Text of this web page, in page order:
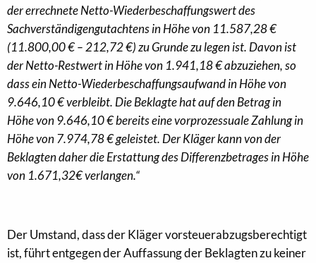
der errechnete Netto-Wiederbeschaffungswert des
Sachverständigengutachtens in Höhe von 11.587,28 €
(11.800,00 € – 212,72 €) zu Grunde zu legen ist. Davon ist
der Netto-Restwert in Höhe von 1.941,18 € abzuziehen, so
dass ein Netto-Wiederbeschaffungsaufwand in Höhe von
9.646,10 € verbleibt. Die Beklagte hat auf den Betrag in
Höhe von 9.646,10 € bereits eine vorprozessuale Zahlung in
Höhe von 7.974,78 € geleistet. Der Kläger kann von der
Beklagten daher die Erstattung des Differenzbetrages in Höhe
von 1.671,32€ verlangen.“
Der Umstand, dass der Kläger vorsteuerabzugsberechtigt
ist, führt entgegen der Auffassung der Beklagten zu keiner